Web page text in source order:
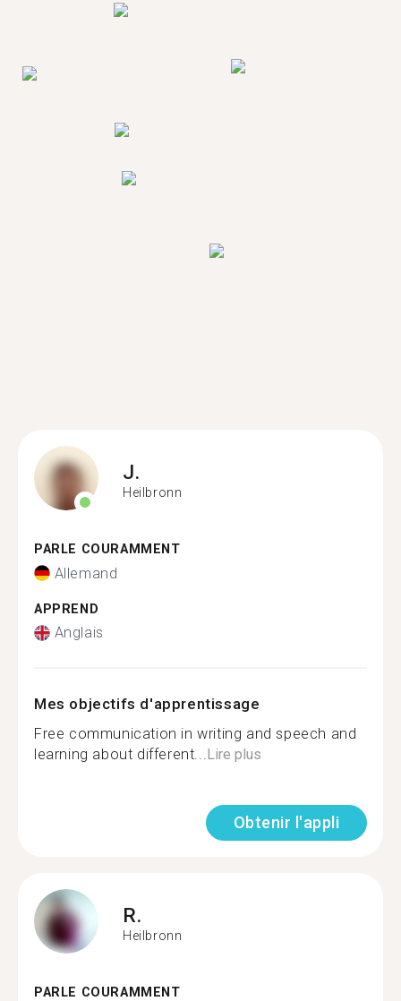
J.
Heilbronn
PARLE COURAMMENT
Allemand
APPREND
Anglais
Mes objectifs d'apprentissage
Free communication in writing and speech and
learning about different...Lire plus
Obtenir l'appli
R.
Heilbronn
PARLE COURAMMENT